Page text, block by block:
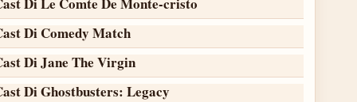
Di Comedy Match
Di Jane The Virgin
Di Ghostbusters: Legacy